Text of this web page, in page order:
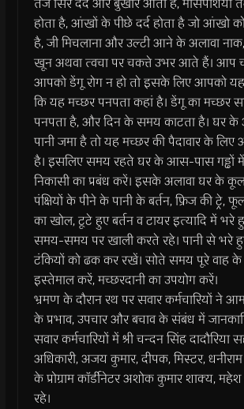
होता है, आंखों के पीछे दर्द होता है जो आंखो
है, जी मिचलाना और उल्टी आने के अलावा
खून अथवा त्वचा पर चकत्ते उभर आते हैं। आप
आपको डेंगू रोग न हो तो इसके लिए आपको
कि यह मच्छर पनपता कहां है। डेंगू का मच्छर
पनपता है, और दिन के समय काटता है। घर
पानी जमा है तो यह मच्छर की पैदावार के लिए
है। इसलिए समय रहते घर के आस-पास गड्ढों में
निकासी का प्रबंध करें। इसके अलावा घर के
पंक्षियों के पीने के पानी के बर्तन, फ्रिज की ट्रे,
का खोल, टूटे हुए बर्तन व टायर इत्यादि में भरे
समय-समय पर खाली करते रहे। पानी से भरे
टंकियों को ढक कर रखें। सोते समय पूरे वाह
इस्तेमाल करें, मच्छरदानी का उपयोग करें।
भ्रमण के दौरान रथ पर सवार कर्मचारियों ने
के प्रभाव, उपचार और बचाव के संबंध में
सवार कर्मचारियों में श्री चन्दन सिंह दादौरिया
अधिकारी, अजय कुमार, दीपक, मिस्टर, धनीराम
के प्रोग्राम काॅर्डीनेटर अशोक कुमार शाक्य,
रहे।